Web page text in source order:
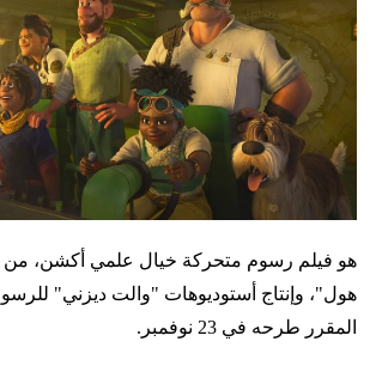
هو فيلم رسوم متحركة خيال علمي أكشن، من
هول"، وإنتاج أستوديوهات "والت ديزني"
المقرر طرحه في 23 نوفمبر.